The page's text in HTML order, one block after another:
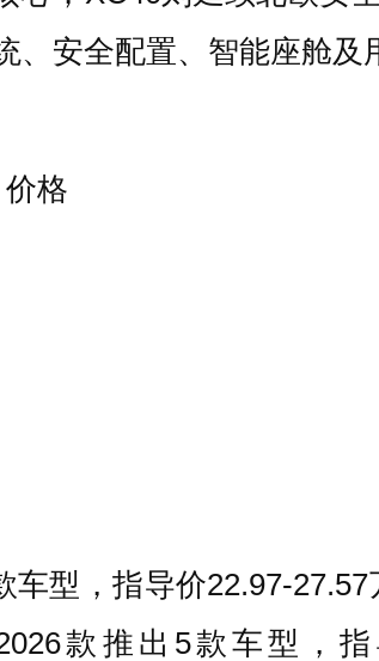
、安全配置、智能座舱
格
车型，指导价22.97-
款推出5款车型，